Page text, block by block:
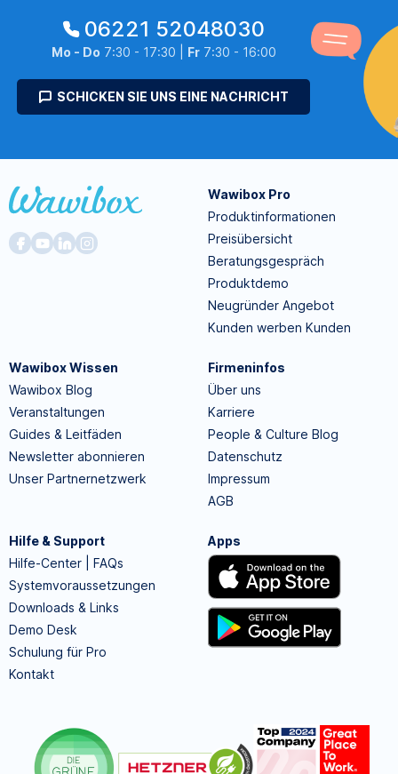
06221 52048030
Mo - Do 7:30 - 17:30 | Fr7:30 - 16:00
SCHICKEN SIE UNS EINE NACHRICHT
Wawibox Pro
Produktinformationen
Preisübersicht
Beratungsgespräch
Produktdemo
Neugründer Angebot
Kunden werben Kunden
Wawibox Wissen
Wawibox Blog
Veranstaltungen
Guides & Leitfäden
Newsletter abonnieren
Unser Partnernetzwerk
Firmeninfos
Über uns
Karriere
People & Culture Blog
Datenschutz
Impressum
AGB
Hilfe & Support
Hilfe-Center | FAQs
Systemvoraussetzungen
Downloads & Links
Demo Desk
Schulung für Pro
Kontakt
Apps